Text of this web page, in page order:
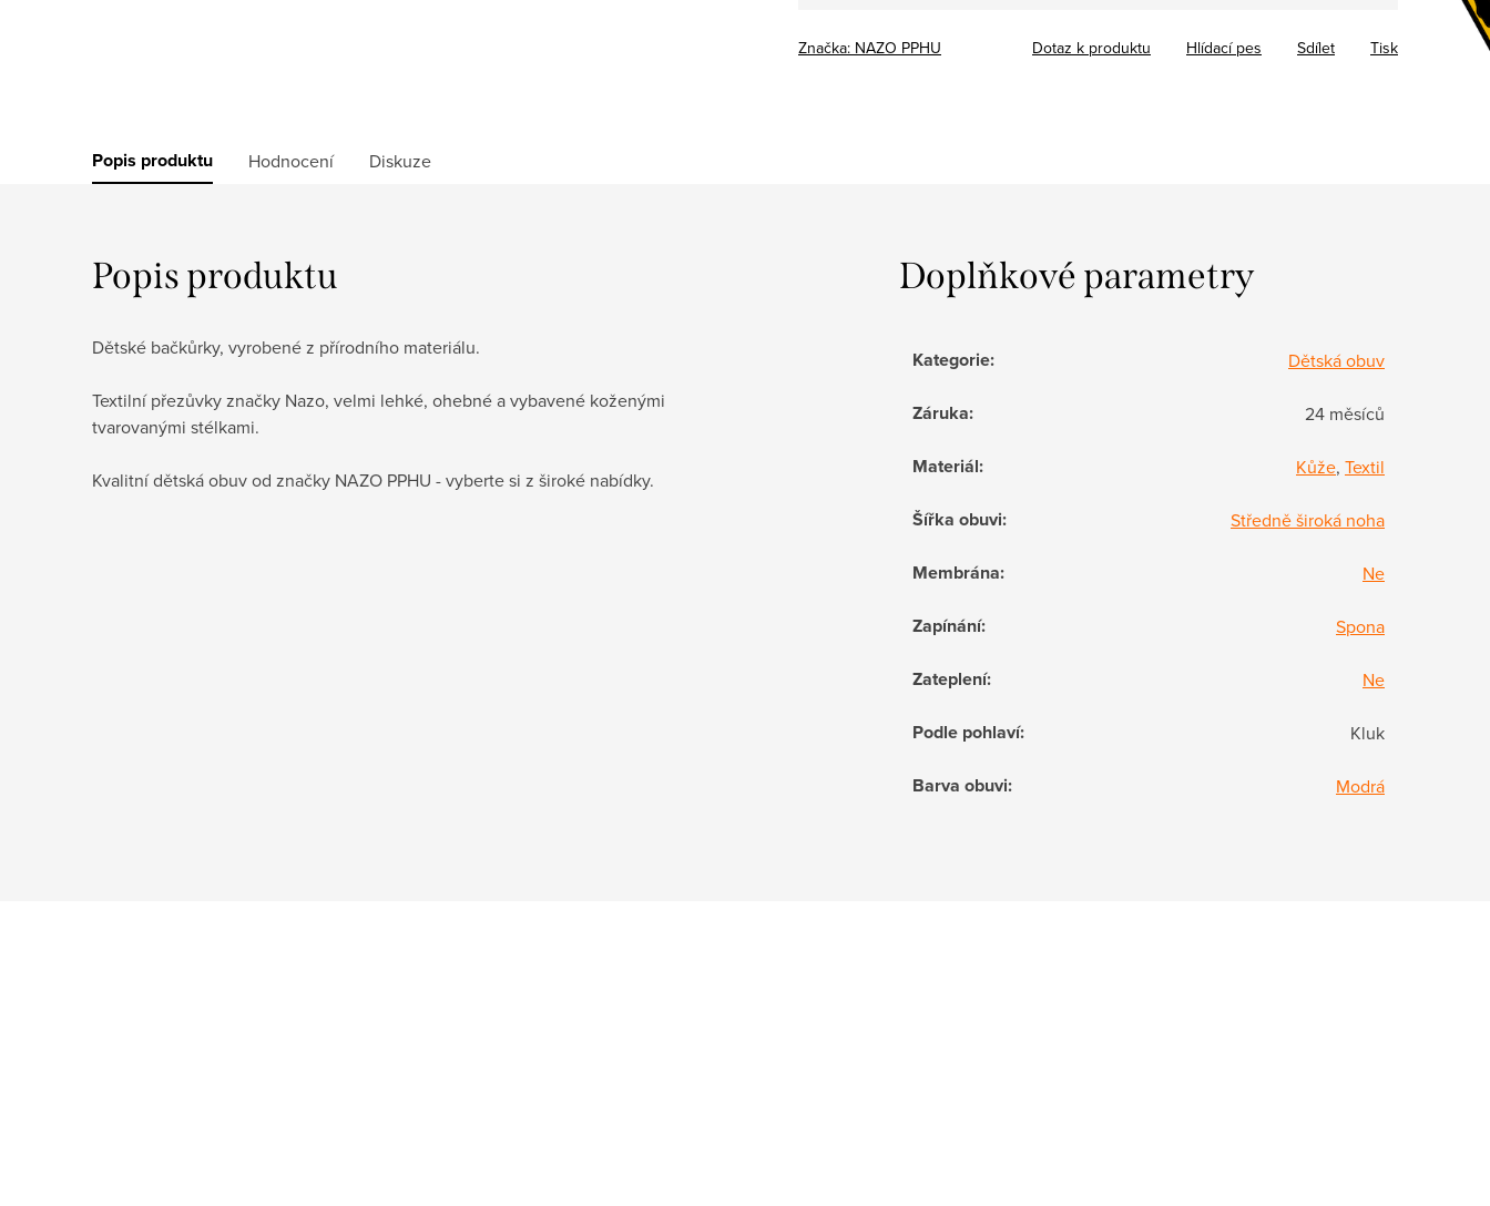
Značka: NAZO PPHU Tisk
Dotaz k produktu Hlídací pes Sdílet
Popis produktu Hodnocení Diskuze
Popis produktu
Dětské bačkůrky, vyrobené z přírodního materiálu.
Textilní přezůvky značky Nazo, velmi lehké, ohebné a vybavené koženými
tvarovanými stélkami.
Kvalitní dětská obuv od značky NAZO PPHU - vyberte si z široké nabídky.
Doplňkové parametry
Kategorie: Dětská obuv
Záruka: 24 měsíců
Materiál: Kůže, Textil
Šířka obuvi: Středně široká noha
Membrána: Ne
Zapínání: Spona
Zateplení: Ne
Podle pohlaví: Kluk
Barva obuvi: Modrá